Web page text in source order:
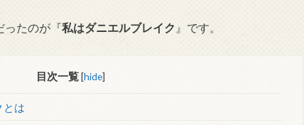
ったのが『私はダニエルブレイク 』です。
目次一覧 [hide]
とは